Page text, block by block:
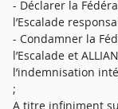
- Déclarer la
l’Escalade
- Condamner la
l’Escalade et
l’indemnisation
;
A titre infiniment